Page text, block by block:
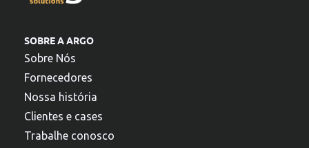
SOBRE A ARGO
Sobre Nós
Fornecedores
Nossa história
Clientes e cases
Trabalhe conosco